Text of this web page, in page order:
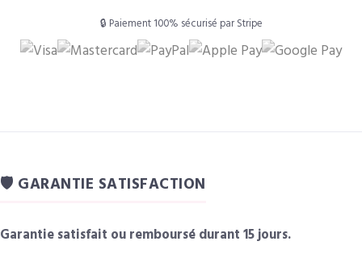
🔒 Paiement 100% sécurisé par Stripe
🛡️ GARANTIE SATISFACTION
Garantie satisfait ou remboursé durant 15 jours.